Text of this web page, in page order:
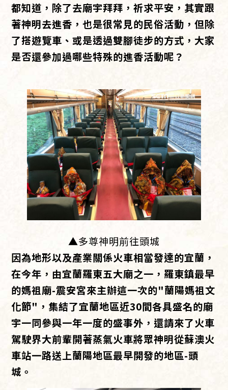
都知道，除了去廟宇拜拜，祈求平安，其實跟
著神明去進香，也是很常見的民俗活動，但除
了搭遊覽車、或是透過雙腳徒步的方式，大家
是否還參加過哪些特殊的進香活動呢？
▲多尊神明前往頭城
因為地形以及產業關係火車相當發達的宜蘭，
在今年，由宜蘭羅東五大廟之一，羅東鎮最早
的媽祖廟-震安宮來主辦這一次的"蘭陽媽祖文
化節"，集結了宜蘭地區近30間各具盛名的廟
宇一同參與一年一度的盛事外，還請來了火車
駕駛界大前輩開著蒸氣火車將眾神明從蘇澳火
車站一路送上蘭陽地區最早開發的地區-頭
城。